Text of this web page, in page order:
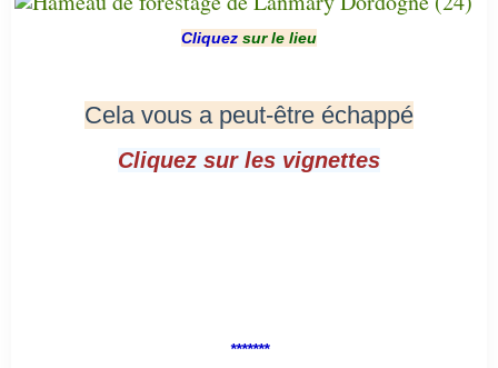
Cliquez sur le lieu
Cela vous a peut-être échappé
Cliquez sur les vignettes
*******